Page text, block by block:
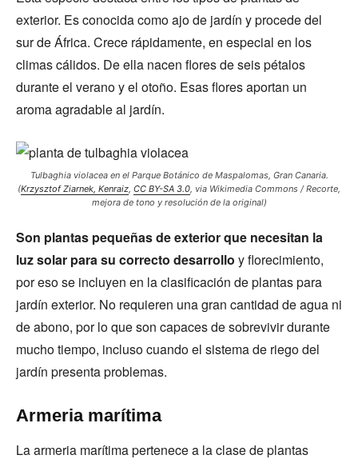
exterior. Es conocida como ajo de jardín y procede del
sur de África. Crece rápidamente, en especial en los
climas cálidos. De ella nacen flores de seis pétalos
durante el verano y el otoño. Esas flores aportan un
aroma agradable al jardín.
Tulbaghia violacea en el Parque Botánico de Maspalomas, Gran Canaria.
(Krzysztof Ziarnek, Kenraiz, CC BY-SA 3.0, via Wikimedia Commons / Recorte,
mejora de tono y resolución de la original)
Son plantas pequeñas de exterior que necesitan la
luz solar para su correcto desarrollo y florecimiento,
por eso se incluyen en la clasificación de plantas para
jardín exterior. No requieren una gran cantidad de agua ni
de abono, por lo que son capaces de sobrevivir durante
mucho tiempo, incluso cuando el sistema de riego del
jardín presenta problemas.
Armeria marítima
La armeria marítima pertenece a la clase de plantas